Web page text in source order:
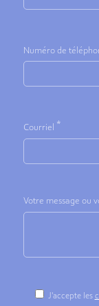
Numéro de
Courriel *
Votre message ou
Bitte J'accepte les